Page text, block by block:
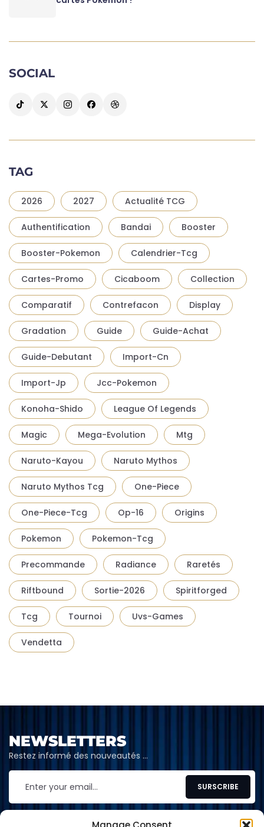
SOCIAL
TAG
2026 2027 Actualité TCG
Authentification Bandai Booster
Booster-Pokemon Calendrier-Tcg
Cartes-Promo Cicaboom Collection
Comparatif Contrefacon Display
Gradation Guide Guide-Achat
Guide-Debutant Import-Cn
Import-Jp Jcc-Pokemon
Konoha-Shido League Of Legends
Magic Mega-Evolution Mtg
Naruto-Kayou Naruto Mythos
Naruto Mythos Tcg One-Piece
One-Piece-Tcg Op-16 Origins
Pokemon Pokemon-Tcg
Precommande Radiance Raretés
Riftbound Sortie-2026 Spiritforged
Tcg Tournoi Uvs-Games
Vendetta
NEWSLETTERS
Restez informé des nouveautés …